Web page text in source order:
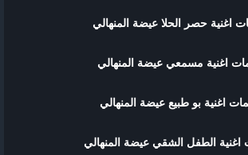
اغنية حصر الحلا عيضة المنهالي
اغنية مسمعي عيضة المنهالي
اغنية بو طبيع عيضة المنهالي
اغنية الطفل الشقي عيضة المنهالي